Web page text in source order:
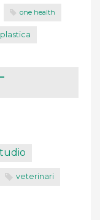
one health
plastica
veterinari